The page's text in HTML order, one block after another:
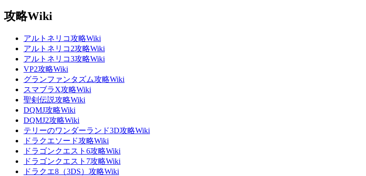
攻略Wiki
アルトネリコ攻略Wiki
アルトネリコ2攻略Wiki
アルトネリコ3攻略Wiki
VP2攻略Wiki
グランファンタズム攻略Wiki
スマブラX攻略Wiki
聖剣伝説攻略Wiki
DQMJ攻略Wiki
DQMJ2攻略Wiki
テリーのワンダーランド3D攻略Wiki
ドラクエソード攻略Wiki
ドラゴンクエスト6攻略Wiki
ドラゴンクエスト7攻略Wiki
ドラクエ8（3DS）攻略Wiki